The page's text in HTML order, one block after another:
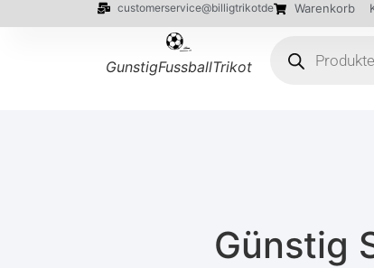
customerservice@billigtrikotde Warenkorb
GunstigFussballTrikot
Günstig